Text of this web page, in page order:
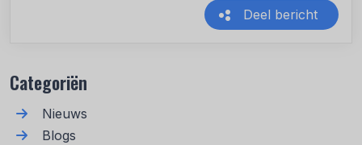
Deel bericht
Categoriën
Nieuws
Blogs